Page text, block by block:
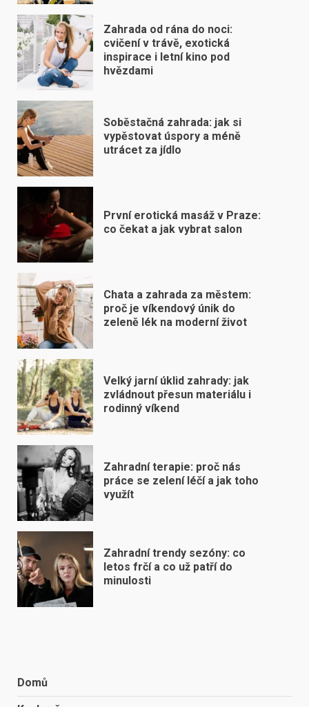
Zahrada od rána do noci:
cvičení v trávě, exotická
inspirace i letní kino pod
hvězdami
Soběstačná zahrada: jak si
vypěstovat úspory a méně
utrácet za jídlo
První erotická masáž v Praze:
co čekat a jak vybrat salon
Chata a zahrada za městem:
proč je víkendový únik do
zeleně lék na moderní život
Velký jarní úklid zahrady: jak
zvládnout přesun materiálu i
rodinný víkend
Zahradní terapie: proč nás
práce se zelení léčí a jak toho
využít
Zahradní trendy sezóny: co
letos frčí a co už patří do
minulosti
Domů